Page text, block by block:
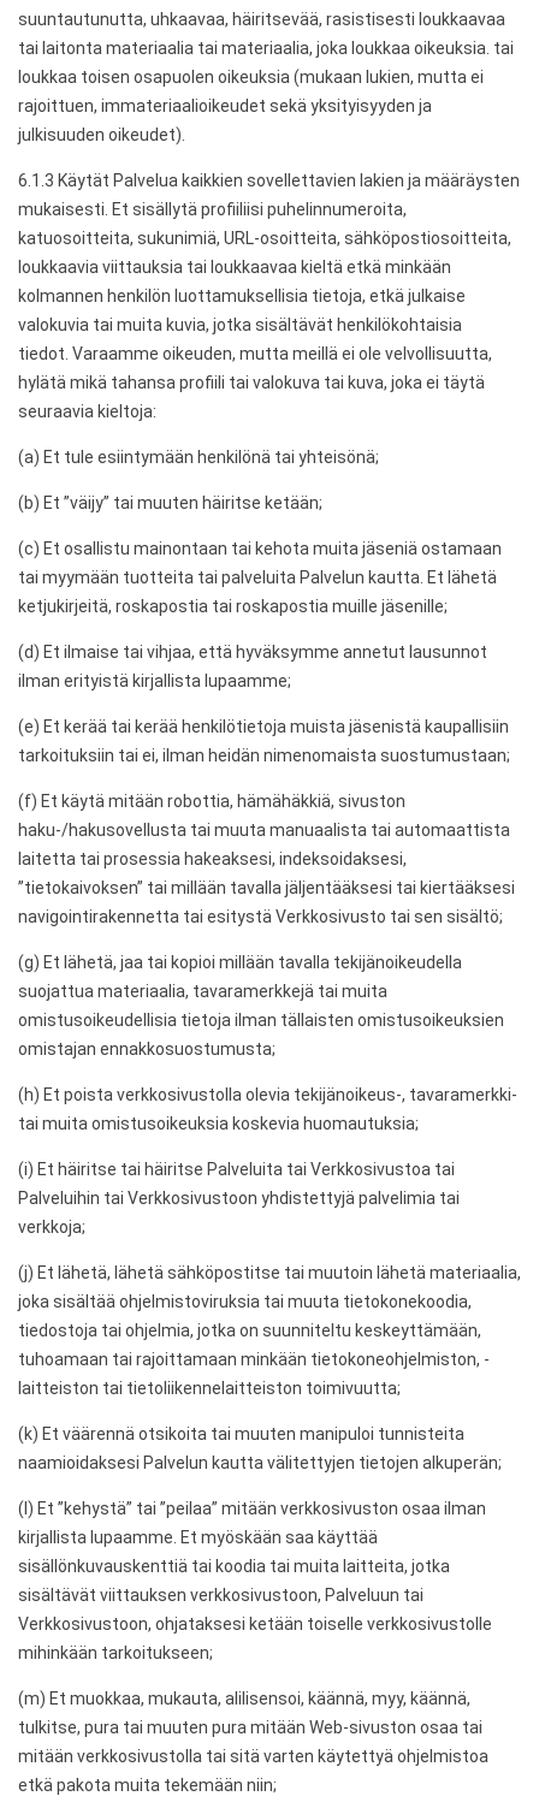
suuntautunutta, uhkaavaa, häiritsevää, rasistisesti loukkaavaa
tai laitonta materiaalia tai materiaalia, joka loukkaa oikeuksia. tai
loukkaa toisen osapuolen oikeuksia (mukaan lukien, mutta ei
rajoittuen, immateriaalioikeudet sekä yksityisyyden ja
julkisuuden oikeudet).
6.1.3 Käytät Palvelua kaikkien sovellettavien lakien ja määräysten
mukaisesti. Et sisällytä profiiliisi puhelinnumeroita,
katuosoitteita, sukunimiä, URL-osoitteita, sähköpostiosoitteita,
loukkaavia viittauksia tai loukkaavaa kieltä etkä minkään
kolmannen henkilön luottamuksellisia tietoja, etkä julkaise
valokuvia tai muita kuvia, jotka sisältävät henkilökohtaisia
tiedot. Varaamme oikeuden, mutta meillä ei ole velvollisuutta,
hylätä mikä tahansa profiili tai valokuva tai kuva, joka ei täytä
seuraavia kieltoja:
(a) Et tule esiintymään henkilönä tai yhteisönä;
(b) Et ”väijy” tai muuten häiritse ketään;
(c) Et osallistu mainontaan tai kehota muita jäseniä ostamaan
tai myymään tuotteita tai palveluita Palvelun kautta. Et lähetä
ketjukirjeitä, roskapostia tai roskapostia muille jäsenille;
(d) Et ilmaise tai vihjaa, että hyväksymme annetut lausunnot
ilman erityistä kirjallista lupaamme;
(e) Et kerää tai kerää henkilötietoja muista jäsenistä kaupallisiin
tarkoituksiin tai ei, ilman heidän nimenomaista suostumustaan;
(f) Et käytä mitään robottia, hämähäkkiä, sivuston
haku-/hakusovellusta tai muuta manuaalista tai automaattista
laitetta tai prosessia hakeaksesi, indeksoidaksesi,
”tietokaivoksen” tai millään tavalla jäljentääksesi tai kiertääksesi
navigointirakennetta tai esitystä Verkkosivusto tai sen sisältö;
(g) Et lähetä, jaa tai kopioi millään tavalla tekijänoikeudella
suojattua materiaalia, tavaramerkkejä tai muita
omistusoikeudellisia tietoja ilman tällaisten omistusoikeuksien
omistajan ennakkosuostumusta;
(h) Et poista verkkosivustolla olevia tekijänoikeus-, tavaramerkki-
tai muita omistusoikeuksia koskevia huomautuksia;
(i) Et häiritse tai häiritse Palveluita tai Verkkosivustoa tai
Palveluihin tai Verkkosivustoon yhdistettyjä palvelimia tai
verkkoja;
(j) Et lähetä, lähetä sähköpostitse tai muutoin lähetä materiaalia,
joka sisältää ohjelmistoviruksia tai muuta tietokonekoodia,
tiedostoja tai ohjelmia, jotka on suunniteltu keskeyttämään,
tuhoamaan tai rajoittamaan minkään tietokoneohjelmiston, -
laitteiston tai tietoliikennelaitteiston toimivuutta;
(k) Et väärennä otsikoita tai muuten manipuloi tunnisteita
naamioidaksesi Palvelun kautta välitettyjen tietojen alkuperän;
(l) Et ”kehystä” tai ”peilaa” mitään verkkosivuston osaa ilman
kirjallista lupaamme. Et myöskään saa käyttää
sisällönkuvauskenttiä tai koodia tai muita laitteita, jotka
sisältävät viittauksen verkkosivustoon, Palveluun tai
Verkkosivustoon, ohjataksesi ketään toiselle verkkosivustolle
mihinkään tarkoitukseen;
(m) Et muokkaa, mukauta, alilisensoi, käännä, myy, käännä,
tulkitse, pura tai muuten pura mitään Web-sivuston osaa tai
mitään verkkosivustolla tai sitä varten käytettyä ohjelmistoa
etkä pakota muita tekemään niin;